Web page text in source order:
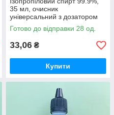
35 мл, очисник
універсальний з дозатором
(знежирювач)
Готово до відправки 28 од.
33,06 ₴
Купити